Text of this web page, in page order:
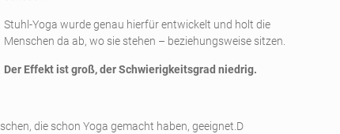
Stuhl-Yoga wurde genau hierfür entwickelt und holt die
Menschen da ab, wo sie stehen – beziehungsweise sitzen.
Der Effekt ist groß, der Schwierigkeitsgrad niedrig.
die schon Yoga gemacht haben, geeignet.D